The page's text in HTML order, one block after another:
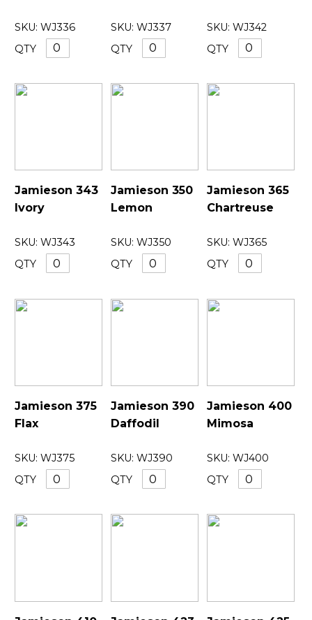
SKU: WJ336
QTY
SKU: WJ337
QTY
SKU: WJ342
QTY
Jamieson 343
Ivory
SKU: WJ343
QTY
Jamieson 350
Lemon
SKU: WJ350
QTY
Jamieson 365
Chartreuse
SKU: WJ365
QTY
Jamieson 375
Flax
SKU: WJ375
QTY
Jamieson 390
Daffodil
SKU: WJ390
QTY
Jamieson 400
Mimosa
SKU: WJ400
QTY